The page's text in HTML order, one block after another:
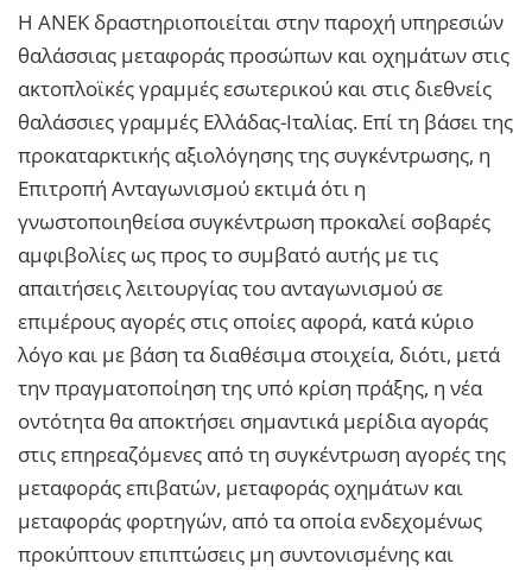
Η ΑΝΕΚ δραστηριοποιείται στην παροχή υπηρεσιών
θαλάσσιας μεταφοράς προσώπων και οχημάτων στις
ακτοπλοϊκές γραμμές εσωτερικού και στις διεθνείς
θαλάσσιες γραμμές Ελλάδας-Ιταλίας. Επί τη βάσει της
προκαταρκτικής αξιολόγησης της συγκέντρωσης, η
Επιτροπή Ανταγωνισμού εκτιμά ότι η
γνωστοποιηθείσα συγκέντρωση προκαλεί σοβαρές
αμφιβολίες ως προς το συμβατό αυτής με τις
απαιτήσεις λειτουργίας του ανταγωνισμού σε
επιμέρους αγορές στις οποίες αφορά, κατά κύριο
λόγο και με βάση τα διαθέσιμα στοιχεία, διότι, μετά
την πραγματοποίηση της υπό κρίση πράξης, η νέα
οντότητα θα αποκτήσει σημαντικά μερίδια αγοράς
στις επηρεαζόμενες από τη συγκέντρωση αγορές της
μεταφοράς επιβατών, μεταφοράς οχημάτων και
μεταφοράς φορτηγών, από τα οποία ενδεχομένως
προκύπτουν επιπτώσεις μη συντονισμένης και